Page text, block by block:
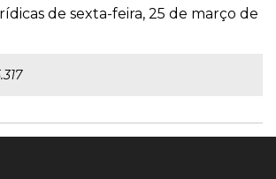
de sexta-feira, 25 de março de